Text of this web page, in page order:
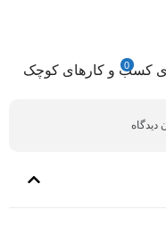
0
کسب و کارهای کوچک
دیدگاه